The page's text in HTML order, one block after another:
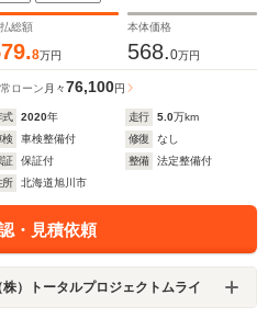
総額
8万円
本体価格
568.0万円
ローン 月々76,100円
式 2020年 走行 5.0万km
検
車検整備付 修復
なし
証
保証付 整備
法定整備付
所
北海道旭川市
・見積依頼
）トータルプロジェクトムライ